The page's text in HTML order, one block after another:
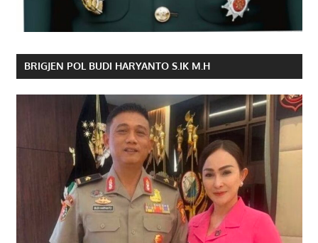
BRIGJEN POL BUDI HARYANTO S.IK M.H